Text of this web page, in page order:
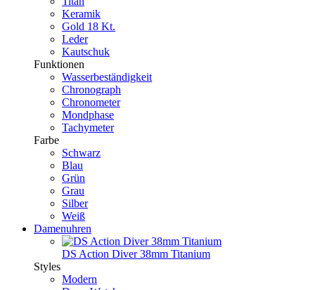
Keramik
Gold 18 Kt.
Leder
Kautschuk
Funktionen
Wasserbeständigkeit
Chronograph
Chronometer
Mondphase
Tachymeter
Farbe
Schwarz
Blau
Grün
Grau
Silber
Weiß
Damenuhren
DS Action Diver 38mm Titanium
Styles
Modern